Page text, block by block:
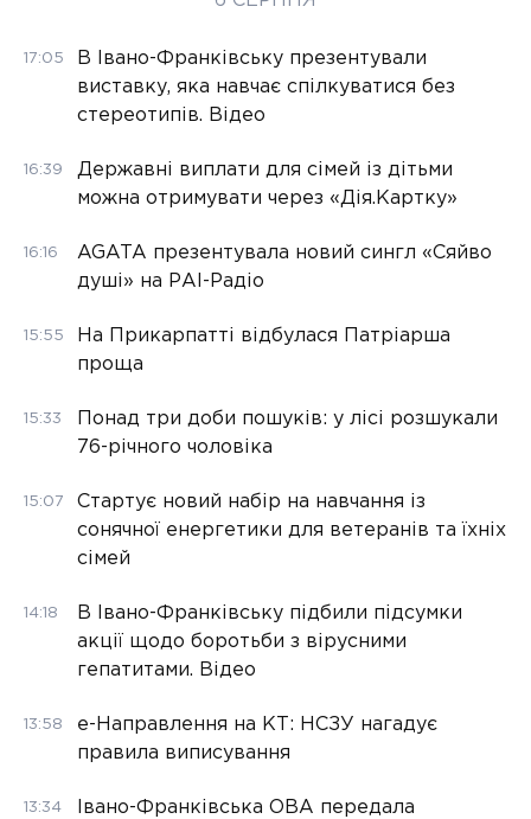
17:05
В Івано-Франківську презентували
виставку, яка навчає спілкуватися без
стереотипів. Відео
16:39
Державні виплати для сімей із дітьми
можна отримувати через «Дія.Картку»
16:16
AGATA презентувала новий сингл «Сяйво
душі» на РАІ-Радіо
15:55
На Прикарпатті відбулася Патріарша
проща
15:33
Понад три доби пошуків: у лісі розшукали
76-річного чоловіка
15:07
Стартує новий набір на навчання із
сонячної енергетики для ветеранів та їхніх
сімей
14:18
В Івано-Франківську підбили підсумки
акції щодо боротьби з вірусними
гепатитами. Відео
13:58
е-Направлення на КТ: НСЗУ нагадує
правила виписування
13:34
Івано-Франківська ОВА передала